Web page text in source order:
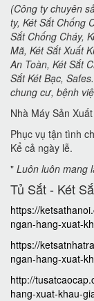
(Công ty chuyên
ty, Két Sắt Chống
Sắt Chống Cháy,
Mã, Két Sắt Xuất
An Toàn, Két Sắt
Sắt Két Bạc,
chung cư, bệnh
Nhà Máy Sản
Phục vụ tận tình
Kể cả ngày lễ.
" Luôn luôn mang
Tủ Sắt - Két
https://
ngan-hang-xuat-
https://
ngan-hang-xuat-
http://
hang-xuat-khau-